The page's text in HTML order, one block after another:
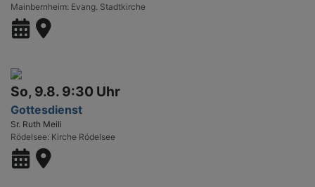
Mainbernheim Evang. Stadtkirche
So, 9.8. 9:30 Uhr
Gottesdienst
Sr. Ruth Meili
Rödelsee Kirche Rödelsee